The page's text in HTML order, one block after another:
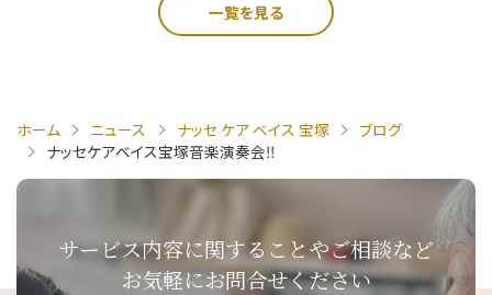
一覧を見る
ホーム ニュース ナッセ ケア ベイス 宝塚
ブログ
ナッセケアベイス宝塚音楽演奏会‼
サービス内容に関することやご相談など
お気軽にお問合せください